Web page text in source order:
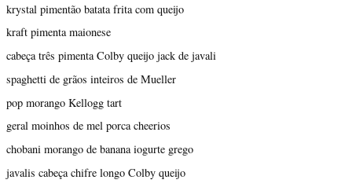
krystal pimentão batata frita com queijo
kraft pimenta maionese
cabeça três pimenta Colby queijo jack de javali
spaghetti de grãos inteiros de Mueller
pop morango Kellogg tart
geral moinhos de mel porca cheerios
chobani morango de banana iogurte grego
javalis cabeça chifre longo Colby queijo